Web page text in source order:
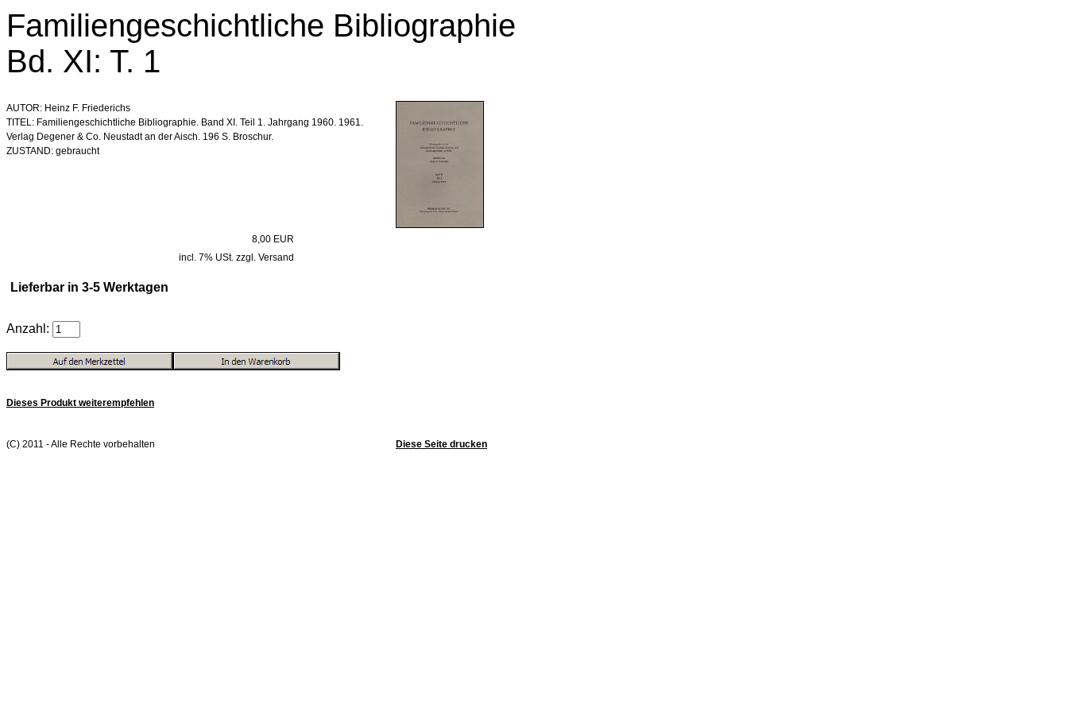
Familiengeschichtliche Bibliographie
Bd. XI: T. 1
AUTOR: Heinz F. Friederichs
TITEL: Familiengeschichtliche Bibliographie. Band XI. Teil 1. Jahrgang 1960. 1961.
Verlag Degener & Co. Neustadt an der Aisch. 196 S. Broschur.
ZUSTAND: gebraucht
8,00 EUR
incl. 7% USt. zzgl. Versand
Lieferbar in 3-5 Werktagen
Anzahl:
Dieses Produkt weiterempfehlen
(C) 2011 - Alle Rechte vorbehalten Diese Seite drucken